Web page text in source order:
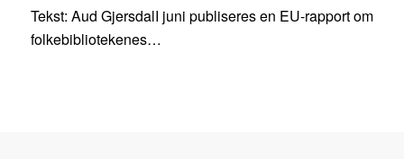
Tekst: Aud GjersdalI juni publiseres en EU-rapport om
folkebibliotekenes…